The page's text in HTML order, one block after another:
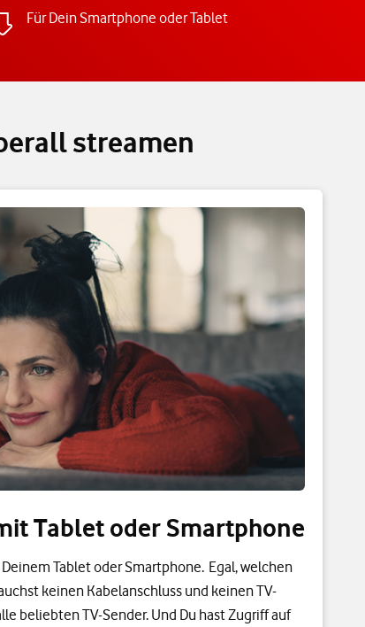
Für Dein Smartphone oder Tablet
streamen
Tablet oder Smartphone
Tablet oder Smartphone. Egal, welchen
keinen Kabelanschluss und keinen TV-
beliebten TV-Sender. Und Du hast Zugriff auf